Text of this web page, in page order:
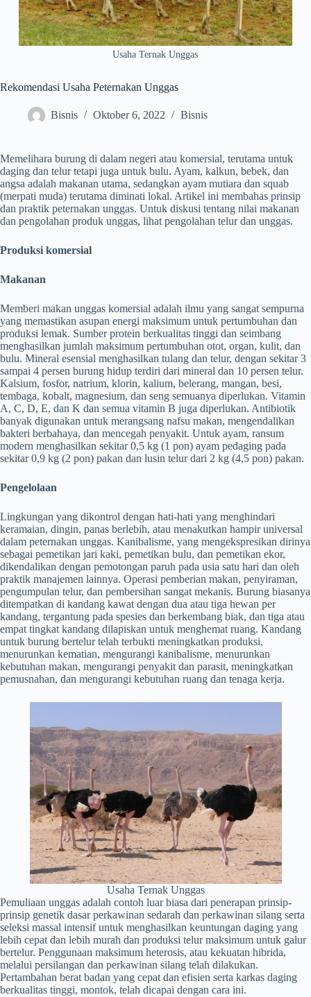
Usaha Ternak Unggas
Rekomendasi Usaha Peternakan Unggas
Bisnis Oktober 6, 2022 Bisnis
Memelihara burung di dalam negeri atau komersial, terutama untuk
daging dan telur tetapi juga untuk bulu. Ayam, kalkun, bebek, dan
angsa adalah makanan utama, sedangkan ayam mutiara dan squab
(merpati muda) terutama diminati lokal. Artikel ini membahas prinsip
dan praktik peternakan unggas. Untuk diskusi tentang nilai makanan
dan pengolahan produk unggas, lihat pengolahan telur dan unggas.
Produksi komersial
Makanan
Memberi makan unggas komersial adalah ilmu yang sangat sempurna
yang memastikan asupan energi maksimum untuk pertumbuhan dan
produksi lemak. Sumber protein berkualitas tinggi dan seimbang
menghasilkan jumlah maksimum pertumbuhan otot, organ, kulit, dan
bulu. Mineral esensial menghasilkan tulang dan telur, dengan sekitar 3
sampai 4 persen burung hidup terdiri dari mineral dan 10 persen telur.
Kalsium, fosfor, natrium, klorin, kalium, belerang, mangan, besi,
tembaga, kobalt, magnesium, dan seng semuanya diperlukan. Vitamin
A, C, D, E, dan K dan semua vitamin B juga diperlukan. Antibiotik
banyak digunakan untuk merangsang nafsu makan, mengendalikan
bakteri berbahaya, dan mencegah penyakit. Untuk ayam, ransum
modern menghasilkan sekitar 0,5 kg (1 pon) ayam pedaging pada
sekitar 0,9 kg (2 pon) pakan dan lusin telur dari 2 kg (4,5 pon) pakan.
Pengelolaan
Lingkungan yang dikontrol dengan hati-hati yang menghindari
keramaian, dingin, panas berlebih, atau menakutkan hampir universal
dalam peternakan unggas. Kanibalisme, yang mengekspresikan dirinya
sebagai pemetikan jari kaki, pemetikan bulu, dan pemetikan ekor,
dikendalikan dengan pemotongan paruh pada usia satu hari dan oleh
praktik manajemen lainnya. Operasi pemberian makan, penyiraman,
pengumpulan telur, dan pembersihan sangat mekanis. Burung biasanya
ditempatkan di kandang kawat dengan dua atau tiga hewan per
kandang, tergantung pada spesies dan berkembang biak, dan tiga atau
empat tingkat kandang dilapiskan untuk menghemat ruang. Kandang
untuk burung bertelur telah terbukti meningkatkan produksi,
menurunkan kematian, mengurangi kanibalisme, menurunkan
kebutuhan makan, mengurangi penyakit dan parasit, meningkatkan
pemusnahan, dan mengurangi kebutuhan ruang dan tenaga kerja.
Usaha Ternak Unggas
Pemuliaan unggas adalah contoh luar biasa dari penerapan prinsip-
prinsip genetik dasar perkawinan sedarah dan perkawinan silang serta
seleksi massal intensif untuk menghasilkan keuntungan daging yang
lebih cepat dan lebih murah dan produksi telur maksimum untuk galur
bertelur. Penggunaan maksimum heterosis, atau kekuatan hibrida,
melalui persilangan dan perkawinan silang telah dilakukan.
Pertambahan berat badan yang cepat dan efisien serta karkas daging
berkualitas tinggi, montok, telah dicapai dengan cara ini.